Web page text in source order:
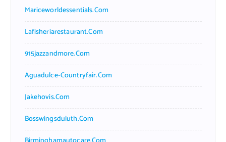
Mariceworldessentials.com
Lafisheriarestaurant.com
915jazzandmore.com
Aguadulce-Countryfair.com
Jakehovis.com
Bosswingsduluth.com